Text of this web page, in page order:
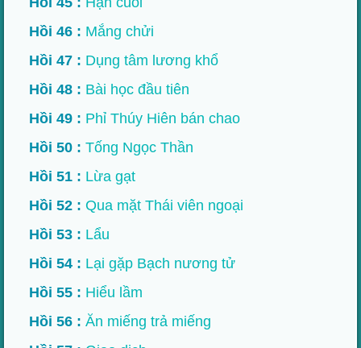
Hồi 46 : Mắng chửi
Hồi 47 : Dụng tâm lương khổ
Hồi 48 : Bài học đầu tiên
Hồi 49 : Phỉ Thúy Hiên bán chao
Hồi 50 : Tống Ngọc Thần
Hồi 51 : Lừa gạt
Hồi 52 : Qua mặt Thái viên ngoại
Hồi 53 : Lẩu
Hồi 54 : Lại gặp Bạch nương tử
Hồi 55 : Hiểu lầm
Hồi 56 : Ăn miếng trả miếng